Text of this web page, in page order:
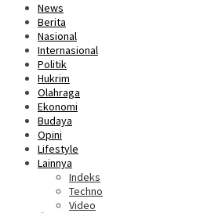
News
Berita
Nasional
Internasional
Politik
Hukrim
Olahraga
Ekonomi
Budaya
Opini
Lifestyle
Lainnya
Indeks
Techno
Video